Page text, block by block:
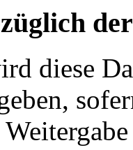
diese